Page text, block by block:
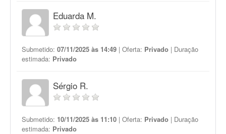
Eduarda M.
Submetido: 07/11/2025 às 14:49 | Oferta: Privado | Duração
estimada: Privado
Sérgio R.
Submetido: 10/11/2025 às 11:10 | Oferta: Privado | Duração
estimada: Privado